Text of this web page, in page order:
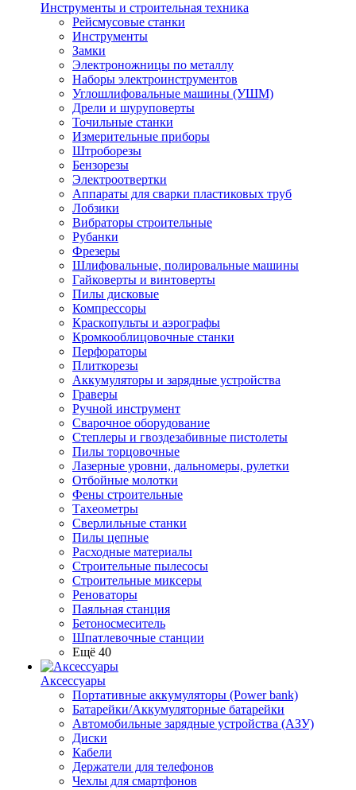
Инструменты и строительная техника
Рейсмусовые станки
Инструменты
Замки
Электроножницы по металлу
Наборы электроинструментов
Углошлифовальные машины (УШМ)
Дрели и шуруповерты
Точильные станки
Измерительные приборы
Штроборезы
Бензорезы
Электроотвертки
Аппараты для сварки пластиковых труб
Лобзики
Вибраторы строительные
Рубанки
Фрезеры
Шлифовальные, полировальные машины
Гайковерты и винтоверты
Пилы дисковые
Компрессоры
Краскопульты и аэрографы
Кромкооблицовочные станки
Перфораторы
Плиткорезы
Аккумуляторы и зарядные устройства
Граверы
Ручной инструмент
Сварочное оборудование
Степлеры и гвоздезабивные пистолеты
Пилы торцовочные
Лазерные уровни, дальномеры, рулетки
Отбойные молотки
Фены строительные
Тахеометры
Сверлильные станки
Пилы цепные
Расходные материалы
Строительные пылесосы
Строительные миксеры
Реноваторы
Паяльная станция
Бетоносмеситель
Шпатлевочные станции
Ещё 40
Аксессуары
Портативные аккумуляторы (Power bank)
Батарейки/Аккумуляторные батарейки
Автомобильные зарядные устройства (АЗУ)
Диски
Кабели
Держатели для телефонов
Чехлы для смартфонов